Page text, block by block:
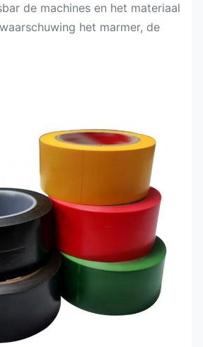
de machines en het materiaal
het marmer, de